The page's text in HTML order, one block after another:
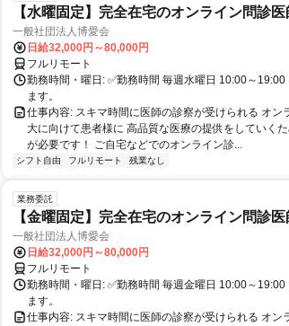
【水曜固定】完全在宅のオンライン問診医
一般社団法人博愛会
日給32,000円～80,000円
フルリモート
勤務時間・曜日: ✅勤務時間 毎週水曜日 10:00～
ます。
仕事内容: スキマ時間に医師の診察が受けられる オン
大に向けて患者様に 高品質な医療の提供をしていく
が必要です！ ご自宅などでのオンライン診...
シフト自由 フルリモート 残業なし
業務委託
【金曜固定】完全在宅のオンライン問診医
一般社団法人博愛会
日給32,000円～80,000円
フルリモート
勤務時間・曜日: ✅勤務時間 毎週金曜日 10:00～
ます。
仕事内容: スキマ時間に医師の診察が受けられる オン